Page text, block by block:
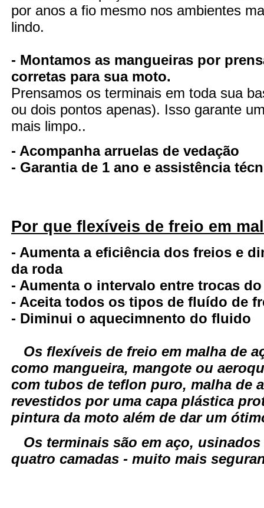
por anos a fio mesmo nos ambientes
lindo.
- Montamos as mangueiras por
corretas para sua moto.
Prensamos os terminais em toda sua
ou dois pontos apenas). Isso garante
mais limpo..
- Acompanha arruelas de vedação
- Garantia de 1 ano e assistência
Por que flexíveis de freio em
- Aumenta a eficiência dos freios e
da roda
- Aumenta o intervalo entre trocas
- Aceita todos os tipos de fluído de
- Diminui o aquecimnento do fluido
Os flexíveis de freio em malha de
como mangueira, mangote ou
com tubos de teflon puro, malha de
revestidos por uma capa plástica
pintura da moto além de dar um
Os terminais são em aço, usinados
quatro camadas - muito mais